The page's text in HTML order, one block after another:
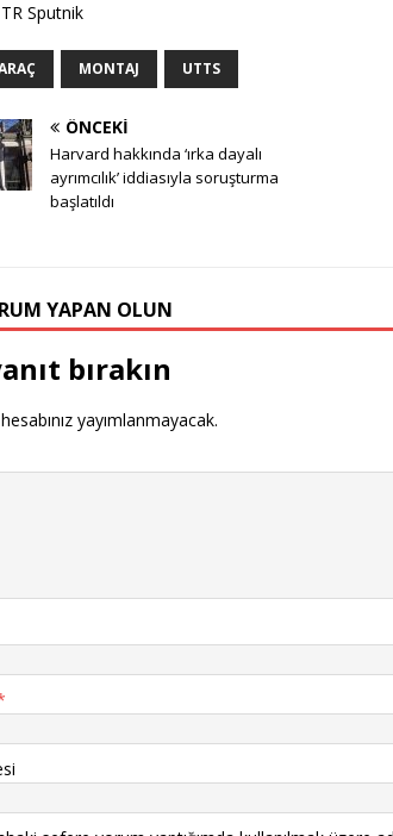
Sputnik
MONTAJ UTTS
ÖNCEKI
Harvard hakkında ‘ırka dayalı
ayrımcılık’ iddiasıyla soruşturma
başlatıldı
YAPAN OLUN
bırakın
yayımlanmayacak.